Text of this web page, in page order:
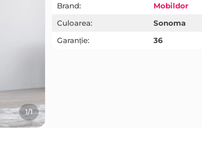
1/1
Brand:
Mobildor
Culoarea:
Sonoma
Garanție:
36